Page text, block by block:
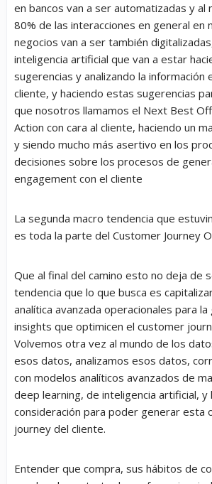
en bancos van a ser automatizadas y al
80% de las interacciones en general en
negocios van a ser también
inteligencia artificial que van a estar
sugerencias y analizando la información
cliente, y haciendo estas sugerencias
que nosotros llamamos el Next Best
Action con cara al cliente, haciendo un
y siendo mucho más asertivo en los
decisiones sobre los procesos de
engagement con el cliente
La segunda macro tendencia que
es toda la parte del Customer Journey
Que al final del camino esto no deja de
tendencia que lo que busca es
analítica avanzada operacionales para
insights que optimicen el customer
Volvemos otra vez al mundo de los
esos datos, analizamos esos datos,
con modelos analíticos avanzados de
deep learning, de inteligencia artificial,
consideración para poder generar esta
journey del cliente.
Entender que compra, sus hábitos de